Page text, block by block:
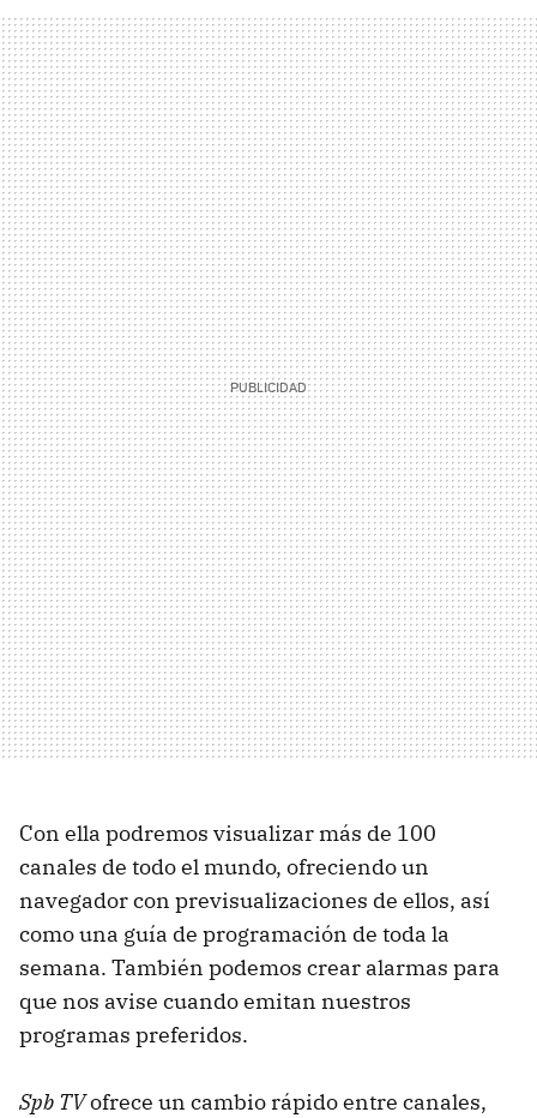
Con ella podremos visualizar más de 100
canales de todo el mundo, ofreciendo un
navegador con previsualizaciones de ellos, así
como una guía de programación de toda la
semana. También podemos crear alarmas para
que nos avise cuando emitan nuestros
programas preferidos.
Spb TVofrece un cambio rápido entre canales,